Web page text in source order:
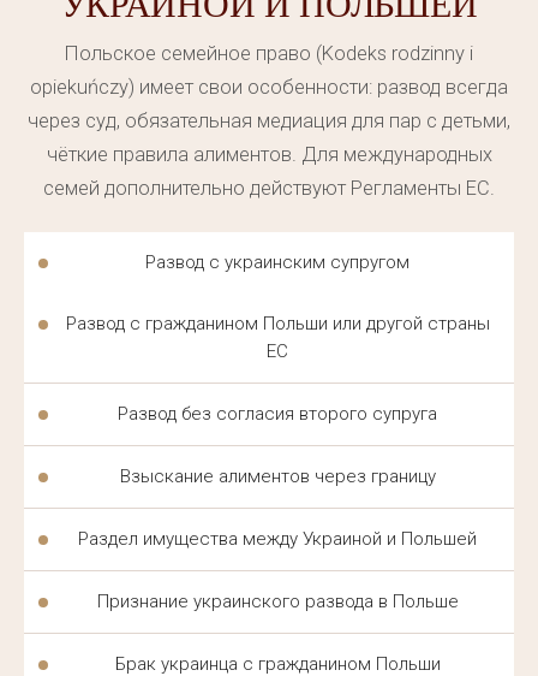
картой побыту может привести к потере легального
статуса. Юрист держит клиента в курсе на каждом
этапе процесса.
Такая юридическая помощь особенно важна в
первые месяцы после переезда, когда украинец
ещё не знаком с польской системой. Каждый
инстанциями, а правовая помощь помогает
Правовая помощь украинцам в Польше остаётся
доступной независимо от региона проживания
клиента.
АДВОКАТ В ПОЛЬШЕ ДЛЯ
УКРАИНЦЕВ — ОСНОВНЫЕ
НАПРАВЛЕНИЯ РАБОТЫ
Польское семейное право (Kodeks rodzinny i
opiekuńczy) имеет свои особенности: развод всегда
через суд, обязательная медиация для пар с детьми,
чёткие правила алиментов. Для международных
семей дополнительно действуют Регламенты ЕС.
Развод с украинским супругом
Развод с гражданином Польши или другой страны
ЕС
Развод без согласия второго супруга
Взыскание алиментов через границу
Раздел имущества между Украиной и Польшей
Признание украинского развода в Польше
Брак украинца с гражданином Польши